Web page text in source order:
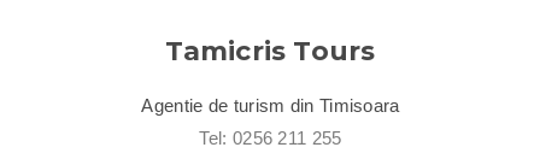
Tamicris Tours
Agentie de turism din Timisoara
Tel: 0256 211 255